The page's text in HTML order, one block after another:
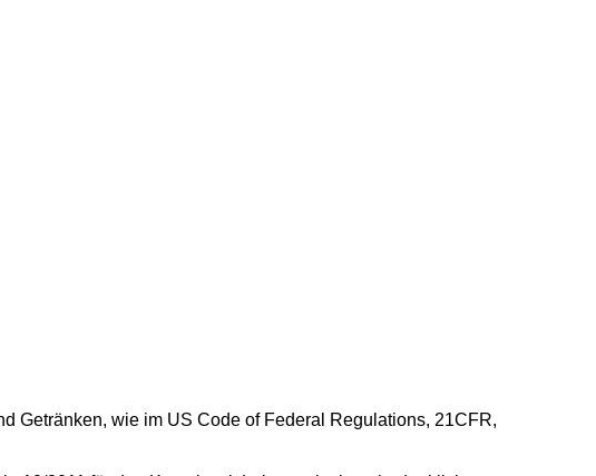
Getränken, wie im US Code of Federal Regulations, 21CFR,